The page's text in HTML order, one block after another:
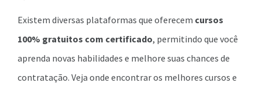
Existem diversas plataformas que oferecem cursos
100% gratuitos com certificado, permitindo que você
aprenda novas habilidades e melhore suas chances de
contratação. Veja onde encontrar os melhores cursos e